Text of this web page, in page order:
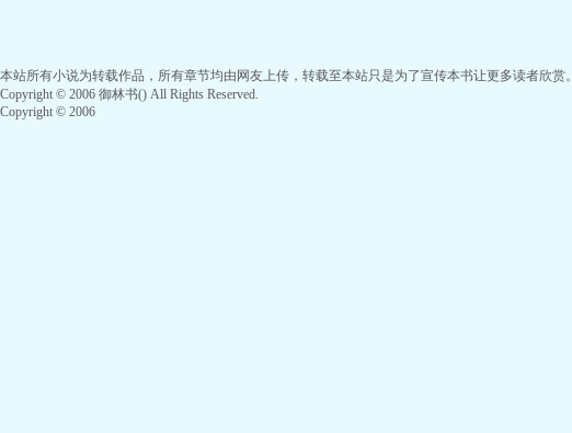
本站所有小说为转载作品，所有章节均由网友上传，转载至本站只是为了宣传本书让更多读者欣赏。
Copyright © 2006 御林书() All Rights Reserved.
Copyright © 2006